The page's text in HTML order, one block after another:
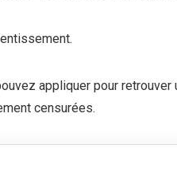
appliquer pour
censurées.